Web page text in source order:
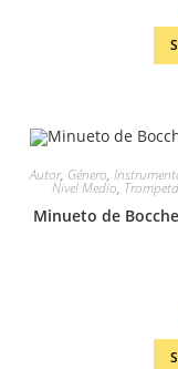
Autor, Género,
Nivel Medio,
Minueto de